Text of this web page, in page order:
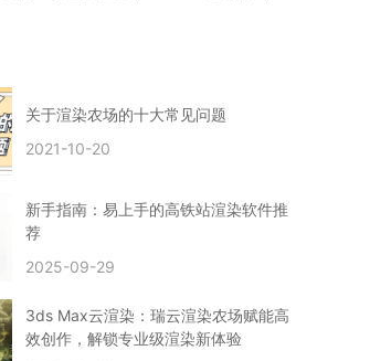
教程
染农场价格
渲染速度慢
贴图教程
动画渲染 在线渲染
模型
maya渲染 CG动画
动画制作
渲染农场
人物制作 实时渲染
视觉效果
VRay制作案例
VFX案例
关于渲染农场的十大常见问题
2021-10-20
新手指南：易上手的高铁站渲染软件推
荐
2025-09-29
3ds Max云渲染：瑞云渲染农场赋能高
效创作，解锁专业级渲染新体验